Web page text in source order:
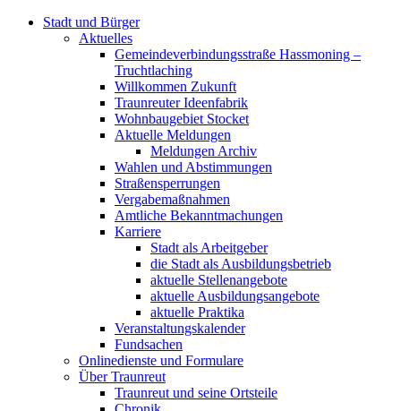
Stadt und Bürger
Aktuelles
Gemeindeverbindungsstraße Hassmoning –
Truchtlaching
Willkommen Zukunft
Traunreuter Ideenfabrik
Wohnbaugebiet Stocket
Aktuelle Meldungen
Meldungen Archiv
Wahlen und Abstimmungen
Straßensperrungen
Vergabemaßnahmen
Amtliche Bekanntmachungen
Karriere
Stadt als Arbeitgeber
die Stadt als Ausbildungsbetrieb
aktuelle Stellenangebote
aktuelle Ausbildungsangebote
aktuelle Praktika
Veranstaltungskalender
Fundsachen
Onlinedienste und Formulare
Über Traunreut
Traunreut und seine Ortsteile